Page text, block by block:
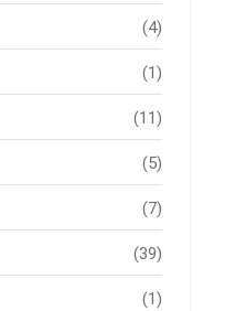
(4)
(1)
(11)
(5)
(7)
(39)
(1)